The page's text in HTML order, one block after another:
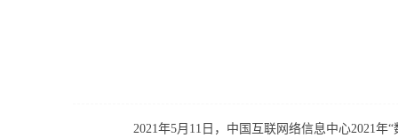
2021年5月11日，中国互联网络信息中心2021